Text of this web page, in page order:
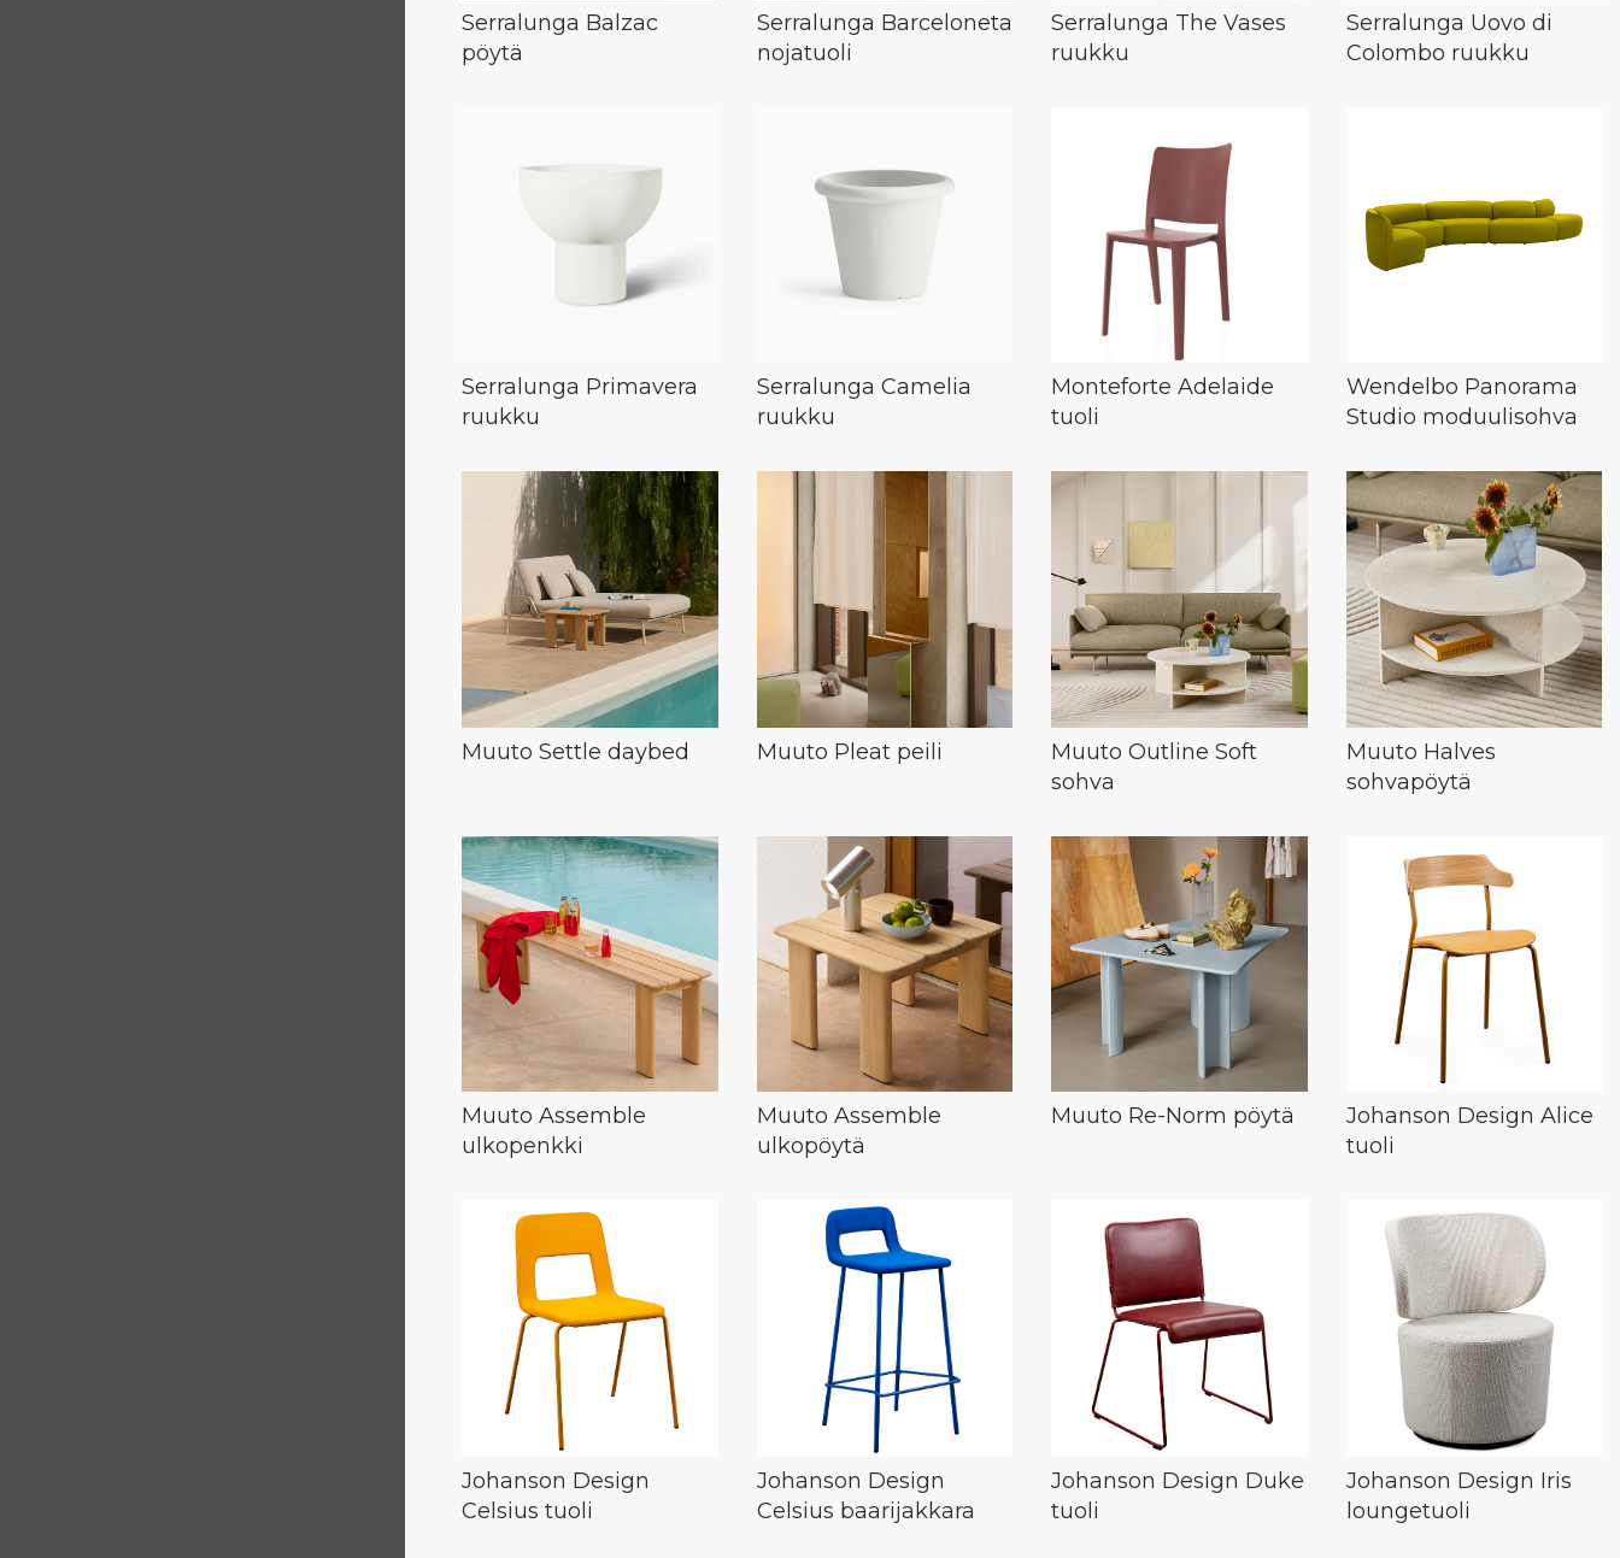
Serralunga Balzac
pöytä
Serralunga Barceloneta
nojatuoli
Serralunga The Vases
ruukku
Serralunga Uovo di
Colombo ruukku
Serralunga Primavera
ruukku
Serralunga Camelia
ruukku
Monteforte Adelaide
tuoli
Wendelbo Panorama
Studio moduulisohva
Muuto Settle daybed Muuto Pleat peili
Muuto Outline Soft
sohva
Muuto Halves
sohvapöytä
Muuto Assemble
ulkopenkki
Muuto Assemble
ulkopöytä
Muuto Re-Norm pöytä
Johanson Design Alice
tuoli
Johanson Design
Celsius tuoli
Johanson Design
Celsius baarijakkara
Johanson Design Duke
tuoli
Johanson Design Iris
loungetuoli